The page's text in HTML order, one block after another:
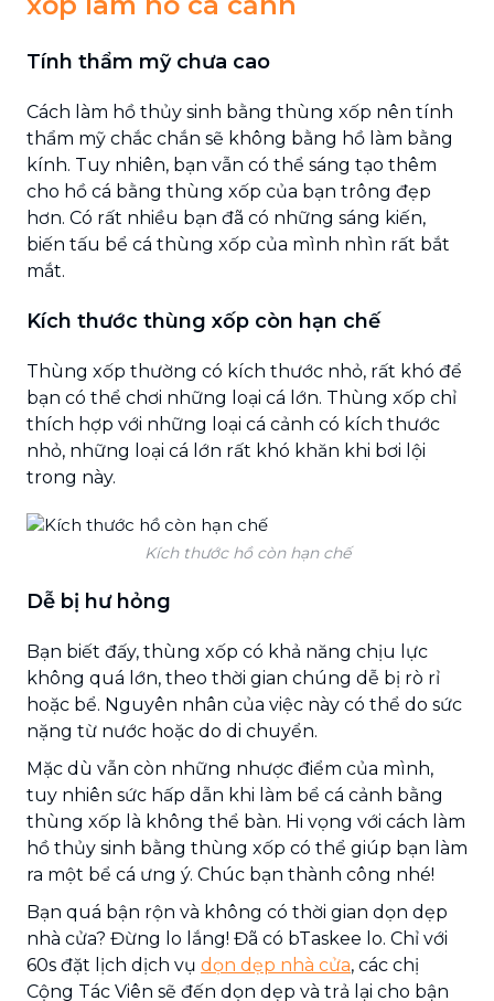
Tính thẩm mỹ chưa cao
Cách làm hồ thủy sinh bằng thùng xốp nên tính
thẩm mỹ chắc chắn sẽ không bằng hồ làm bằng
kính. Tuy nhiên, bạn vẫn có thể sáng tạo thêm
cho hồ cá bằng thùng xốp của bạn trông đẹp
hơn. Có rất nhiều bạn đã có những sáng kiến,
biến tấu bể cá thùng xốp của mình nhìn rất bắt
mắt.
Kích thước thùng xốp còn hạn chế
Thùng xốp thường có kích thước nhỏ, rất khó để
bạn có thể chơi những loại cá lớn. Thùng xốp chỉ
thích hợp với những loại cá cảnh có kích thước
nhỏ, những loại cá lớn rất khó khăn khi bơi lội
trong này.
Kích thước hồ còn hạn chế
Dễ bị hư hỏng
Bạn biết đấy, thùng xốp có khả năng chịu lực
không quá lớn, theo thời gian chúng dễ bị rò rỉ
hoặc bể. Nguyên nhân của việc này có thể do sức
nặng từ nước hoặc do di chuyển.
Mặc dù vẫn còn những nhược điểm của mình,
tuy nhiên sức hấp dẫn khi làm bể cá cảnh bằng
thùng xốp là không thể bàn. Hi vọng với cách làm
hồ thủy sinh bằng thùng xốp có thể giúp bạn làm
ra một bể cá ưng ý. Chúc bạn thành công nhé!
Bạn quá bận rộn và không có thời gian dọn dẹp
nhà cửa? Đừng lo lắng! Đã có bTaskee lo. Chỉ với
60s đặt lịch dịch vụ dọn dẹp nhà cửa, các chị
Cộng Tác Viên sẽ đến dọn dẹp và trả lại cho bận